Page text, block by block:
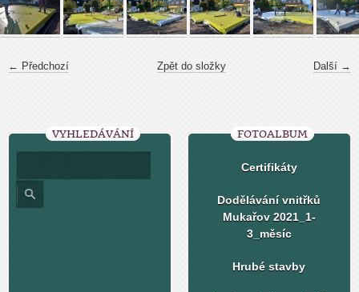
← Předchozí Další →
Zpět do složky
VYHLEDÁVÁNÍ FOTOALBUM
Certifikáty
Dodělávání vnitřků
Mukařov 2021_1-
3_měsíc
Hrubé stavby